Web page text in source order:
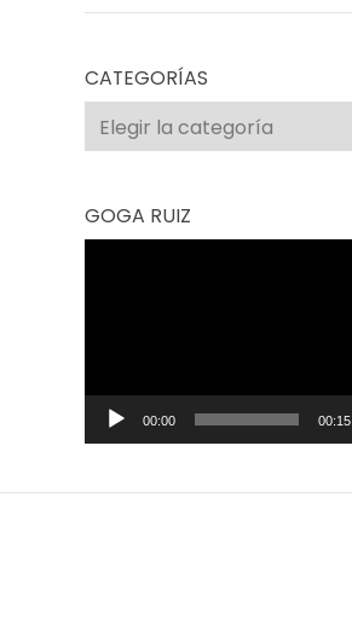
CATEGORÍAS
Categorías
GOGA RUIZ
00:00 00:15